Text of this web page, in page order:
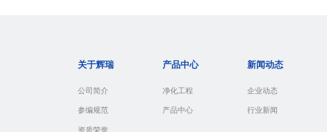
关于辉瑞
公司简介
参编规范
资质荣誉
产品中心
净化工程
产品中心
新闻动态
企业动态
行业新闻